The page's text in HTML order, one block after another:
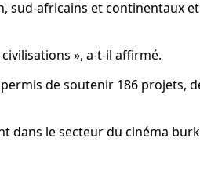
africains et continentaux et
», a-t-il affirmé.
de soutenir 186 projets,
dans le secteur du cinéma